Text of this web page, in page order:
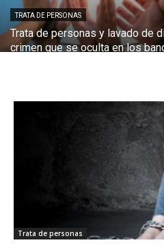
TRATA DE PERSONAS
Trata de personas y lavado de
crimen que se oculta en los
Trata de personas